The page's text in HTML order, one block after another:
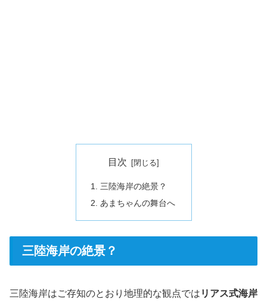
目次
三陸海岸の絶景？
あまちゃんの舞台へ
三陸海岸の絶景？
三陸海岸はご存知のとおり地理的な観点では リアス式海岸